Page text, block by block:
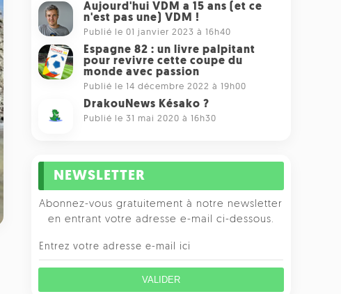
Aujourd'hui VDM a 15 ans (et ce
n'est pas une) VDM !
Publié le 01 janvier 2023 à 16h40
Espagne 82 : un livre palpitant
pour revivre cette coupe du
monde avec passion
Publié le 14 décembre 2022 à 19h00
DrakouNews Késako ?
Publié le 31 mai 2020 à 16h30
NEWSLETTER
Abonnez-vous gratuitement à notre newsletter
en entrant votre adresse e-mail ci-dessous.
VALIDER